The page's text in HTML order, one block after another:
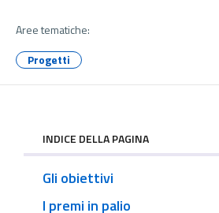
Aree tematiche:
Progetti
INDICE DELLA PAGINA
Gli obiettivi
I premi in palio